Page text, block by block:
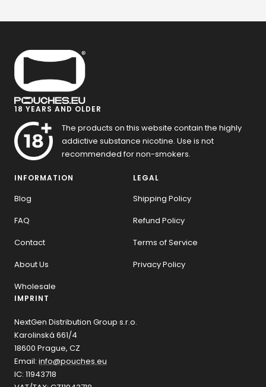
18 YEARS AND OLDER
The products on this website contain the highly
addictive substance nicotine. Use is not
recommended for non-smokers.
INFORMATION
Blog
FAQ
Contact
About Us
Wholesale
LEGAL
Shipping Policy
Refund Policy
Terms of Service
Privacy Policy
IMPRINT
NextGen Distribution Group s.r.o.
Karolinská 661/4
18600 Prague, CZ
Email: info@pouches.eu
IC: 11943718